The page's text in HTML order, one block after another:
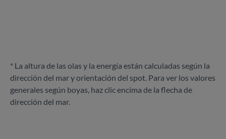
* La altura de las olas y la energía están calculadas según la
dirección del mar y orientación del spot. Para ver los valores
generales según boyas, haz clic encima de la flecha de
dirección del mar.